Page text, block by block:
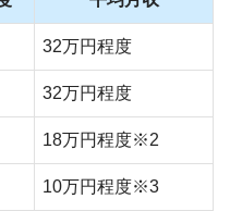
32万円程度
32万円程度
18万円程度※2
10万円程度※3